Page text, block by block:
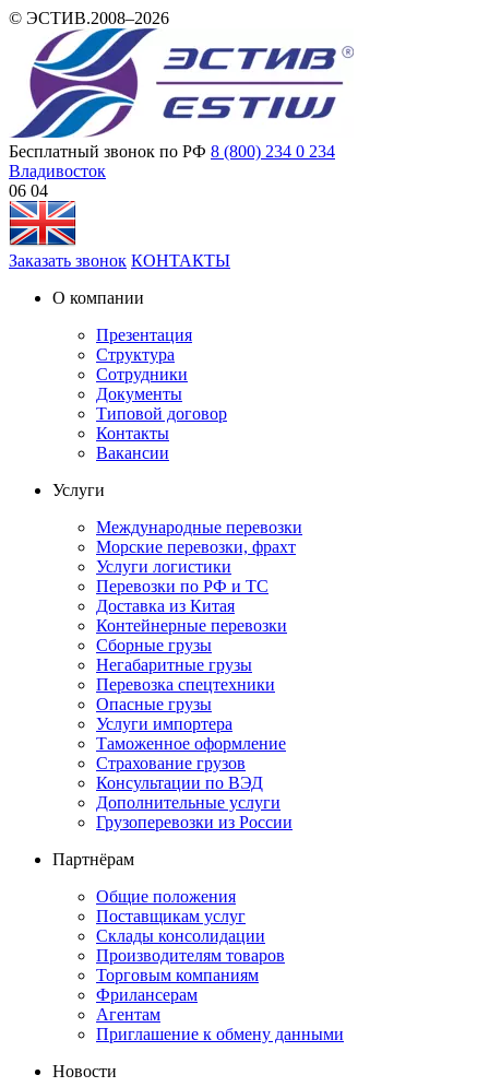
© ЭСТИВ.2008–2026
Бесплатный звонок по РФ 8 (800) 234 0 234
Владивосток
06 04
Заказать звонок КОНТАКТЫ
О компании
Презентация
Структура
Сотрудники
Документы
Типовой договор
Контакты
Вакансии
Услуги
Международные перевозки
Морские перевозки, фрахт
Услуги логистики
Перевозки по РФ и ТС
Доставка из Китая
Контейнерные перевозки
Сборные грузы
Негабаритные грузы
Перевозка спецтехники
Опасные грузы
Услуги импортера
Таможенное оформление
Страхование грузов
Консультации по ВЭД
Дополнительные услуги
Грузоперевозки из России
Партнёрам
Общие положения
Поставщикам услуг
Склады консолидации
Производителям товаров
Торговым компаниям
Фрилансерам
Агентам
Приглашение к обмену данными
Новости